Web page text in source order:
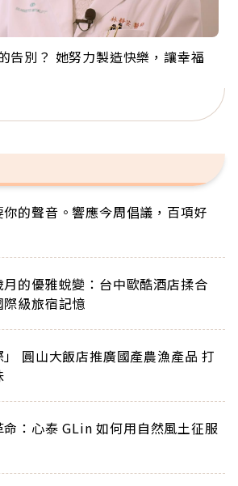
告別？ 她努力製造快樂，讓幸福
神父 為台灣奉獻36年 「台灣是我
講台語！」
搬回台灣找快樂！「蛋黃哥小
逗樂上萬爺奶：退休後才開始真
界紀錄 成為全球最年長羽球選
密原來是「這個」
夢…黑手阿伯拉小提琴還登上小
讚！
的聲音。響應今周倡議，百項好
的優雅蛻變：台中歐酷酒店揉合
級旅宿記憶
」 圓山大飯店推廣國產農漁產品 打
：心泰 GLin 如何用自然風土征服